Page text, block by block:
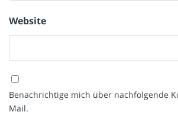
Website
Benachrichtige mich über nachfolgende
Mail.